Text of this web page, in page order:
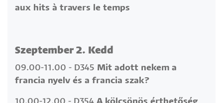
aux hits à travers le temps
Szeptember 2. Kedd
09.00-11.00 - D345 Mit adott nekem a
francia nyelv és a francia szak?